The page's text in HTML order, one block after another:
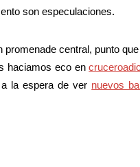
son especulaciones.
central, punto
haciamos eco en
la espera de ver nuevos